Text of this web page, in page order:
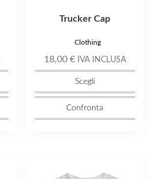
Trucker Cap
Clothing
18,00 € IVA INCLUSA
Scegli
Confronta